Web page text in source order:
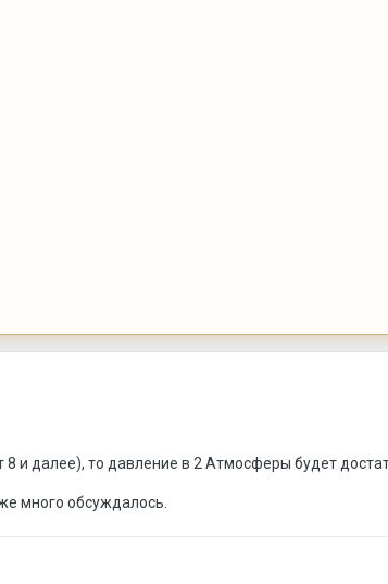
и далее), то давление в 2 Атмосферы будет
много обсуждалось.